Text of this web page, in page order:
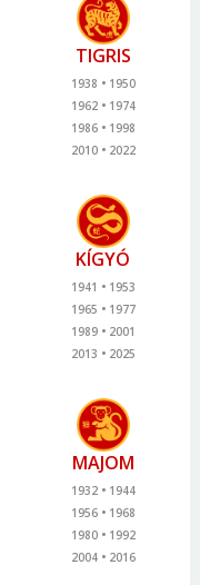
TIGRIS
1938
1950
1962
1974
1986
1998
2010
2022
KÍGYÓ
1941
1953
1965
1977
1989
2001
2013
2025
MAJOM
1932
1944
1956
1968
1980
1992
2004
2016